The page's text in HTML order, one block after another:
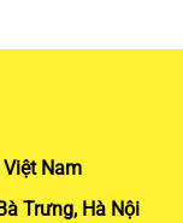
Việt Nam
Trưng, Hà Nội